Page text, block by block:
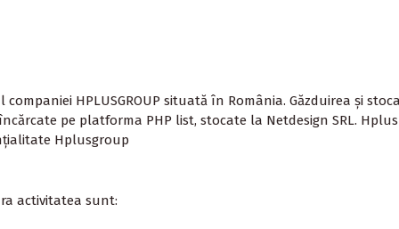
companiei HPLUSGROUP situată în România. Găzduirea și
pe platforma PHP list, stocate la Netdesign SRL.
Hplusgroup
activitatea sunt: